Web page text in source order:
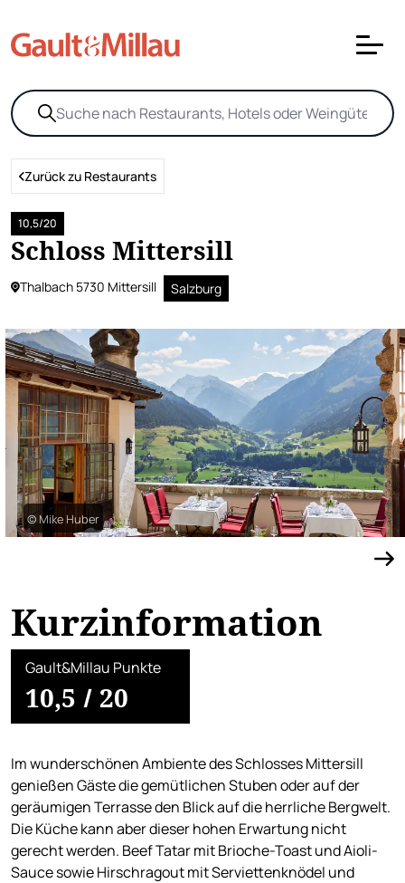
Zurück zu Restaurants
Schloss Mittersill
10,5/20
Thalbach 5730 Mittersill Salzburg
© Mike Huber
Kurzinformation
Gault&Millau Punkte
10,5 / 20
Im wunderschönen Ambiente des Schlosses Mittersill
genießen Gäste die gemütlichen Stuben oder auf der
geräumigen Terrasse den Blick auf die herrliche Bergwelt.
Die Küche kann aber dieser hohen Erwartung nicht
gerecht werden. Beef Tatar mit Brioche-Toast und Aioli-
Sauce sowie Hirschragout mit Serviettenknödel und